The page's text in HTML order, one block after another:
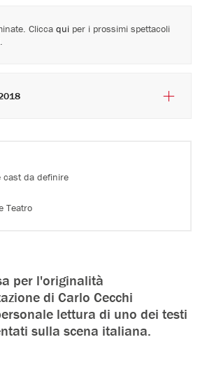
cast da definire
Teatro
per l'originalità
di Carlo Cecchi
lettura di uno dei testi
sulla scena italiana.
Cliccaqui per i prossimi spettacoli
- 2018